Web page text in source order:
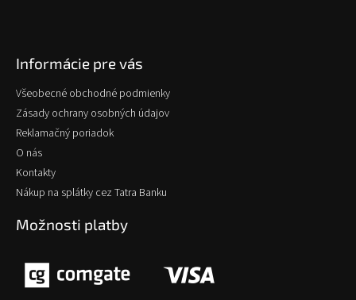
Informácie pre vás
Všeobecné obchodné podmienky
Zásady ochrany osobných údajov
Reklamačný poriadok
O nás
Kontakty
Nákup na splátky cez Tatra Banku
Možnosti platby